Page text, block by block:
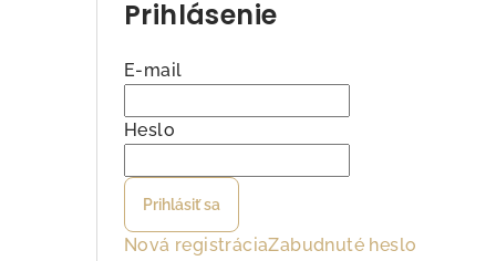
Prihlásenie
E-mail
Heslo
Prihlásiť sa
Nová registráciaZabudnuté heslo